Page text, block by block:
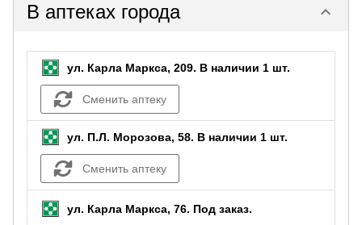
В аптеках города keyboard_arrow_down
ул. Карла Маркса, 209. В наличии 1 шт.
Сменить аптеку
ул. П.Л. Морозова, 58. В наличии 1 шт.
Сменить аптеку
ул. Карла Маркса, 76. Под заказ.